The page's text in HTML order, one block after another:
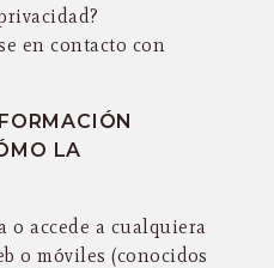
en contacto con
LA
accede a cualquiera
o móviles (conocidos